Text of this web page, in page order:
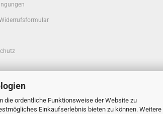
die ordentliche Funktionsweise der Website zu
Einkaufserlebnis bieten zu können. Weitere